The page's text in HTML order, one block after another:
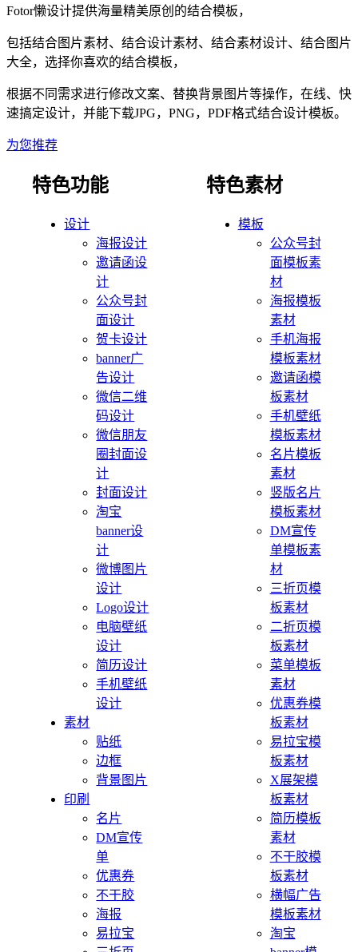
Fotor懒设计提供海量精美原创的结合模板，
包括结合图片素材、 结合设计素材、 结合素材设计、 结合图片
大全，选择你喜欢的结合模板，
根据不同需求进行修改文案、替换背景图片等操作，在线、快
速搞定设计，并能下载JPG，PNG，PDF格式结合设计模板。
为您推荐
特色功能
设计
海报设计
邀请函设
计
公众号封
面设计
贺卡设计
banner广
告设计
微信二维
码设计
微信朋友
圈封面设
计
封面设计
淘宝
banner设
计
微博图片
设计
Logo设计
电脑壁纸
设计
简历设计
手机壁纸
设计
素材
贴纸
边框
背景图片
印刷
名片
DM宣传
单
优惠券
不干胶
海报
易拉宝
特色素材
模板
公众号封
面模板素
材
海报模板
素材
手机海报
模板素材
邀请函模
板素材
手机壁纸
模板素材
名片模板
素材
竖版名片
模板素材
DM宣传
单模板素
材
三折页模
板素材
二折页模
板素材
菜单模板
素材
优惠券模
板素材
易拉宝模
板素材
X展架模
板素材
简历模板
素材
不干胶模
板素材
横幅广告
模板素材
淘宝